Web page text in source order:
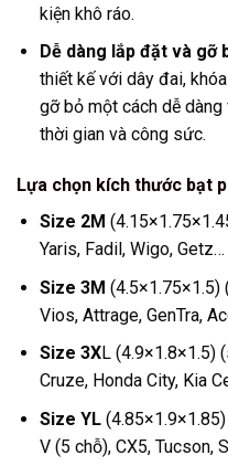
kiện khô ráo.
Dễ dàng lắp đặt và gỡ
thiết kế với dây đai,
gỡ bỏ một cách dễ dàng
thời gian và công sức.
Lựa chọn kích thước bạt
Size 2M
Yaris, Fadil, Wigo, Getz…
Size 3M (4.5×1.75×1.5)
Vios, Attrage, GenTra,
Size 3XL (4.9×1.8×1.5)
Cruze, Honda City, Kia
Size YL(4.85×1.9×1.85)
V (5 chỗ), CX5, Tucson,